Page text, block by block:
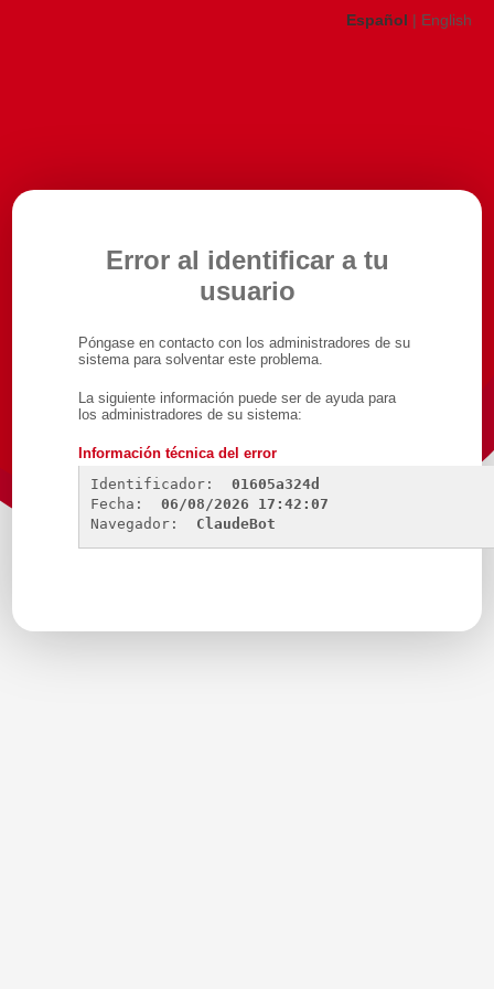
Español | English
Error al identificar a tu
usuario
Póngase en contacto con los administradores de su
sistema para solventar este problema.
La siguiente información puede ser de ayuda para
los administradores de su sistema:
Información técnica del error
Identificador:
01605a324d
Fecha:
06/08/2026 17:42:07
Navegador:
ClaudeBot